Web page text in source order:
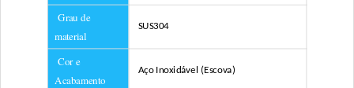
Grau de
material
SUS304
Cor e
Acabamento
Aço Inoxidável (Escova)